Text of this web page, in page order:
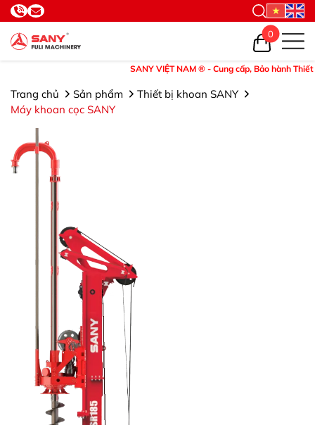
SANY VIỆT NAM ® - Cung cấp, Bảo hành Thiết bị
0
Trang chủ Sản phẩm
Thiết bị khoan SANY
Máy khoan cọc SANY